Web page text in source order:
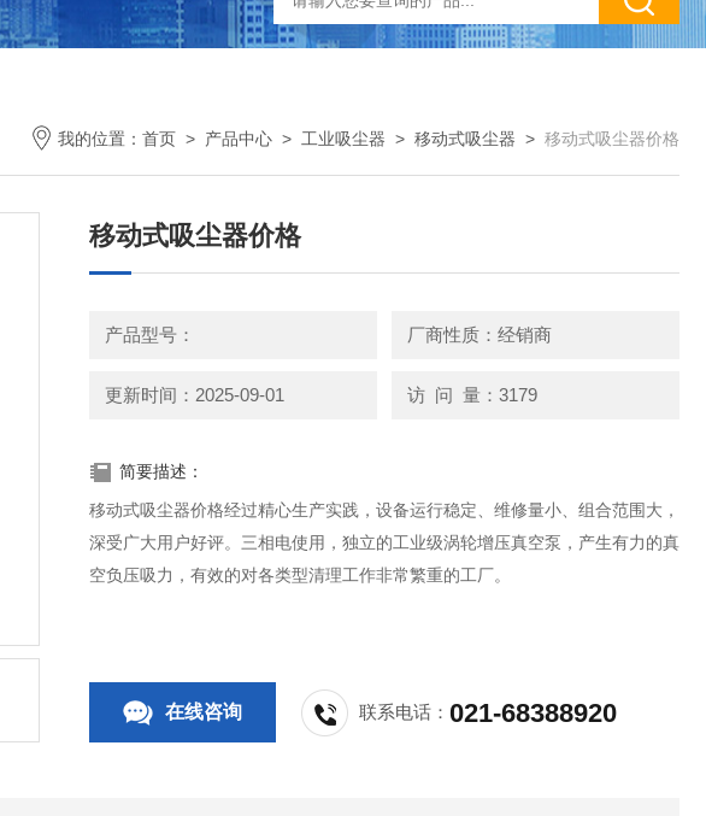
我的位置： 首页 > 产品中心 > 工业吸尘器 > 移动式吸尘器 > 移动式吸尘器价格
移动式吸尘器价格
产品型号： 厂商性质：经销商
更新时间：2025-09-01 访 问 量：3179
简要描述：
移动式吸尘器价格经过精心生产实践，设备运行稳定、维修量小、组合范围大，
深受广大用户好评。三相电使用，独立的工业级涡轮增压真空泵，产生有力的真
空负压吸力，有效的对各类型清理工作非常繁重的工厂。
在线咨询 联系电话：021-68388920